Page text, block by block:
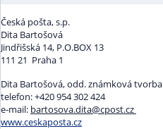
Česká pošta, s.p.
Dita Bartošová
Jindřišská 14, P.O.BOX 13
111 21 Praha 1
Dita Bartošová, odd. známková tvorba
telefon: +420 954 302 424
e-mail: bartosova.dita@cpost.cz
www.ceskaposta.cz